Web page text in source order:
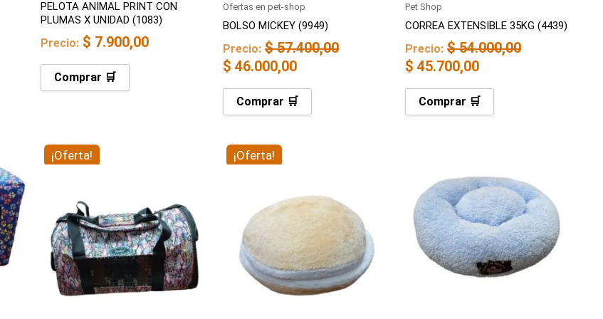
PELOTA ANIMAL PRINT CON
PLUMAS X UNIDAD (1083)
Precio: $ 7.900,00
Comprar 🛒
Ofertas en pet-shop
BOLSO MICKEY (9949)
Precio: $57.400,00
$ 46.000,00
Comprar 🛒
Pet Shop
CORREA EXTENSIBLE 35KG (4439)
Precio: $54.000,00
$ 45.700,00
Comprar 🛒
¡Oferta!
era:
$ 145.000,00.
es:
$ 111.800,00.
¡Oferta!
$ 74.800,00.
actual
es:
$ 59.900,00.